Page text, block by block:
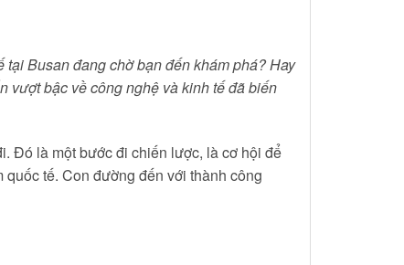
Busan đang chờ bạn đến khám phá? Hay
vượt bậc về công nghệ và kinh tế đã biến
Đó là một bước đi chiến lược, là cơ hội để
tế. Con đường đến với thành công